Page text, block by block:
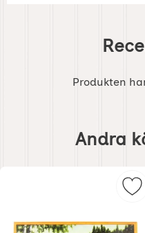
Produkten
också
Andra